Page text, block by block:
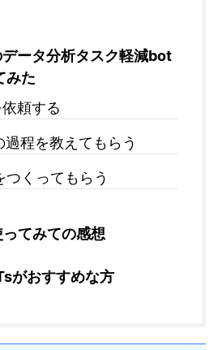
ータ分析タスク軽減bot
みた
頼する
過程を教えてもらう
つくってもらう
てみての感想
がおすすめな方